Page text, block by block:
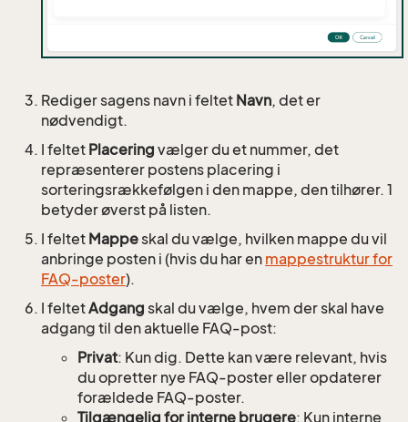
Rediger sagens navn i feltet Navn, det er
nødvendigt.
I feltet Placering vælger du et nummer, det
repræsenterer postens placering i
sorteringsrækkefølgen i den mappe, den tilhører. 1
betyder øverst på listen.
I feltet Mappeskal du vælge, hvilken mappe du vil
anbringe posten i (hvis du har en mappestruktur for
FAQ-poster).
I feltetAdgang skal du vælge, hvem der skal have
adgang til den aktuelle FAQ-post:
Privat: Kun dig. Dette kan være relevant, hvis
du opretter nye FAQ-poster eller opdaterer
forældede FAQ-poster.
Tilgængelig for interne brugere: Kun interne